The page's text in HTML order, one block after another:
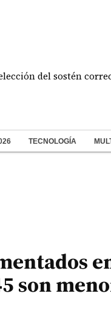
del sostén correcto
TECNOLOGÍA
son